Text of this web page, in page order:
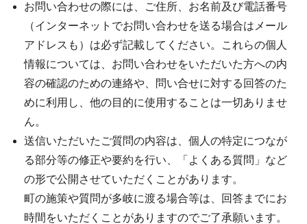
お問い合わせの際には、ご住所、お名前及び電話番号
（インターネットでお問い合わせを送る場合はメール
アドレスも）は必ず記載してください。これらの個人
情報については、お問い合わせをいただいた方への内
容の確認のための連絡や、問い合せに対する回答のた
めに利用し、他の目的に使用することは一切ありませ
ん。
送信いただいたご質問の内容は、個人の特定につなが
る部分等の修正や要約を行い、「よくある質問」など
の形で公開させていただくことがあります。
町の施策や質問が多岐に渡る場合等は、回答までにお
時間をいただくことがありますのでご了承願います。